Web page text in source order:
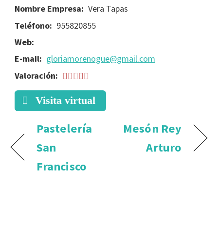
Nombre Empresa: Vera Tapas
Teléfono: 955820855
Web:
E-mail: gloriamorenogue@gmail.com
Valoración:
Visita virtual
Pastelería
San
Francisco
Mesón Rey
Arturo